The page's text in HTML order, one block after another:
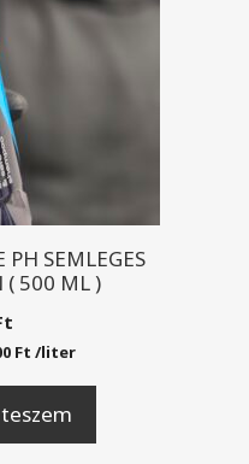
SEMLEGES
( 500 ML )
Ft /liter